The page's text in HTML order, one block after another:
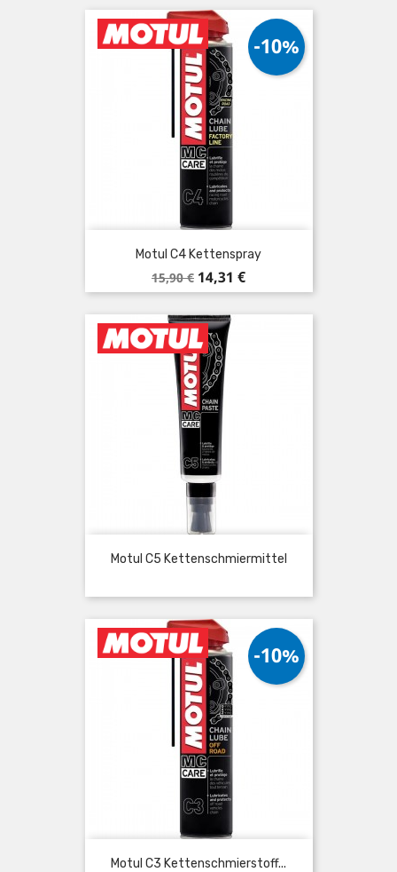
Motul C4 Kettenspray
Verkaufspreis
15,90 €
-10%
Preis
14,31 €
Motul C5 Kettenschmiermittel
Motul C3 Kettenschmierstoff...
-10%